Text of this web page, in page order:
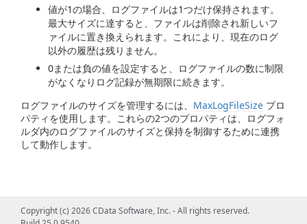
値が1の場合、ログファイルは1つだけ保持されます。
最大サイズに達すると、ファイルは削除され新しいフ
ァイルに置き換えられます。これにより、現在のログ
以外の履歴は残りません。
0または負の値を設定すると、ログファイルの数に制限
がなくなりログ記録が無期限に続きます。
ログファイルのサイズを管理するには、 MaxLogFileSize プロ
パティを使用します。これらの2つのプロパティは、ログフォ
ルダ内のログファイルのサイズと保持を制御するために連携
して動作します。
Copyright (c) 2026 CData Software, Inc. - All rights reserved.